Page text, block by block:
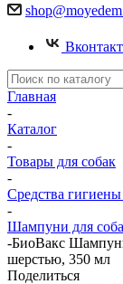
Главная
-
Каталог
-
Товары для собак
-
Средства гигиены
-
Шампуни для
-БиоВакс
шерстью, 350 мл
Поделиться